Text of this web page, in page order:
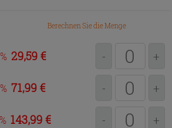
Berechnen Sie die Menge
29,59 € - +
71,99 € - +
143,99 € - +